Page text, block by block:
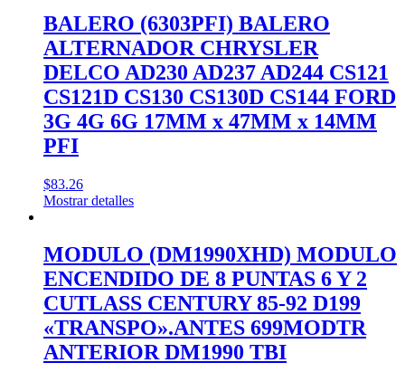
BALERO (6303PFI) BALERO
ALTERNADOR CHRYSLER
DELCO AD230 AD237 AD244 CS121
CS121D CS130 CS130D CS144 FORD
3G 4G 6G 17MM x 47MM x 14MM
PFI
$83.26
Mostrar detalles
MODULO (DM1990XHD) MODULO
ENCENDIDO DE 8 PUNTAS 6 Y 2
CUTLASS CENTURY 85-92 D199
«TRANSPO».ANTES 699MODTR
ANTERIOR DM1990 TBI